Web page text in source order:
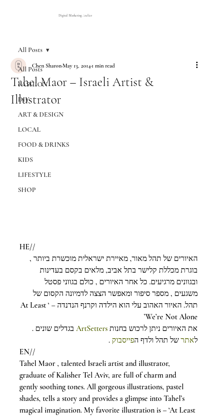
Digital Marketing Atelier
All Posts
FASHION
DIY
ART & DESIGN
LOCAL
FOOD & DRINKS
KIDS
LIFESTYLE
SHOP
All Posts
Tahel Maor – Israeli Artist &
Illustrator
Chen SharonMay 13, 20141 min read
HE//
האיורים של תהל מאור, מאיירת ישראלית מוכשרת ביותר ,
בוגרת מכללת קלישר בתל אביב, מלאים בקסם בעדינות
ובגוונים מרגיעים. כל אחר האיורים , כולם בגווני פסטל
משגעים , מספר סיפור ומאפשר הצצה לדמיונה הקסום של
תהל. האיור האהוב עלי הוא הילדה וקרנף הנדנדה – ‘At Least
We’re Not Alone’
את האיורים ניתן לרכוש בחנות ArtSetters בגדלים שונים .
לאתר של תהל ולדף הפייסבוק .
EN//
Tahel Maor , talented Israeli artist and illustrator,
graduate of Kalisher Tel Aviv, are full of charm and
gently soothing tones. All gorgeous illustrations, pastel
shades, tells a story and provides a glimpse into Tahel’s
magical imagination. My favorite illustration is – ‘At Least